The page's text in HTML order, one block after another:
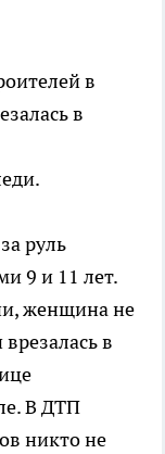
в
в
руль
9 и 11 лет.
женщина не
в
В ДТП
никто не